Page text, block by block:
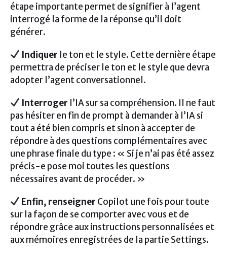
étape importante permet de signifier à l’agent
interrogé la forme de la réponse qu’il doit
générer.
Indiquer le ton et le style. Cette dernière étape
permettra de préciser le ton et le style que devra
adopter l’agent conversationnel.
Interroger l’IA sur sa compréhension. Il ne faut
pas hésiter en fin de prompt à demander à l’IA si
tout a été bien compris et sinon à accepter de
répondre à des questions complémentaires avec
une phrase finale du type : « Si je n’ai pas été assez
précis-e pose moi toutes les questions
nécessaires avant de procéder. »
Enfin, renseigner Copilot une fois pour toute
sur la façon de se comporter avec vous et de
répondre grâce aux instructions personnalisées et
aux mémoires enregistrées de la partie Settings.